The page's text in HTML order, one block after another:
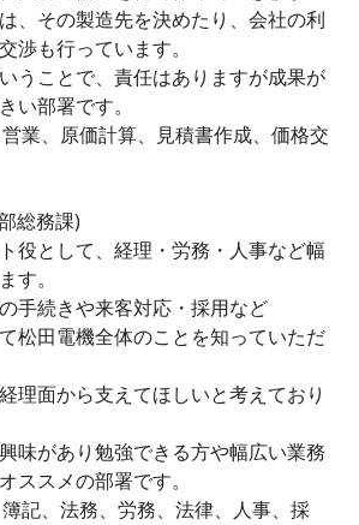
、その製造先を決めたり、会社の利
渉も行っています。
うことで、責任はありますが成果が
い部署です。
業、原価計算、見積書作成、価格交
総務課)
役として、経理・労務・人事など幅
す。
手続きや来客対応・採用など
松田電機全体のことを知っていただ
理面から支えてほしいと考えており
味があり勉強できる方や幅広い業務
ススメの部署です。
記、法務、労務、法律、人事、採